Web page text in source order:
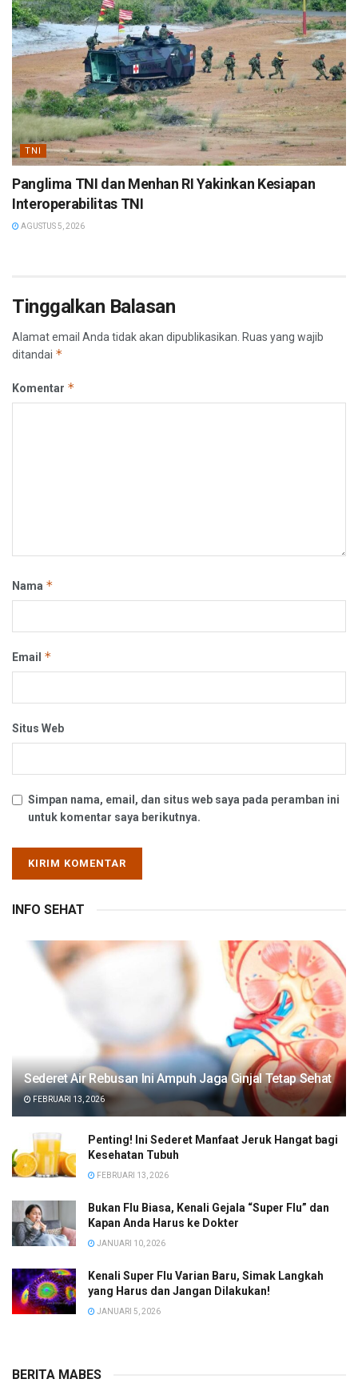
TNI
Panglima TNI dan Menhan RI Yakinkan Kesiapan
Interoperabilitas TNI
AGUSTUS 5, 2026
Tinggalkan Balasan
Alamat email Anda tidak akan dipublikasikan. Ruas yang wajib
ditandai *
Komentar *
Nama *
Email *
Situs Web
Simpan nama, email, dan situs web saya pada peramban ini
untuk komentar saya berikutnya.
INFO SEHAT
Sederet Air Rebusan Ini Ampuh Jaga Ginjal Tetap Sehat
FEBRUARI 13, 2026
Penting! Ini Sederet Manfaat Jeruk Hangat bagi
Kesehatan Tubuh
FEBRUARI 13, 2026
Bukan Flu Biasa, Kenali Gejala “Super Flu” dan
Kapan Anda Harus ke Dokter
JANUARI 10, 2026
Kenali Super Flu Varian Baru, Simak Langkah
yang Harus dan Jangan Dilakukan!
JANUARI 5, 2026
BERITA MABES